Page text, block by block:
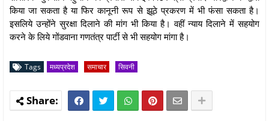
किया जा सकता है या फिर कानूनी रूप से झूठे प्रकरण में भी फंसा सकता है।
इसलिये उन्होंने सुरक्षा दिलाने की मांग भी किया है। वहीं न्याय दिलाने में सहयोग
करने के लिये गोंडवाना गणतंत्र पार्टी से भी सहयोग मांगा है।
Tags मध्यप्रदेश समाचार सिवनी